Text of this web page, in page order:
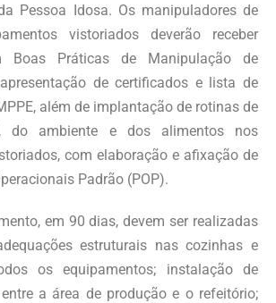
Pessoa Idosa. Os manipuladores de
vistoriados deverão receber
Boas Práticas de Manipulação de
de certificados e lista de
além de implantação de rotinas de
do ambiente e dos alimentos nos
com elaboração e afixação de
Padrão (POP).
em 90 dias, devem ser realizadas
estruturais nas cozinhas e
os equipamentos; instalação de
a área de produção e o refeitório;